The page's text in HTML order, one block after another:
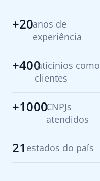
+20anos de
experiência
+400laticínios como
clientes
+1000CNPJs
atendidos
21 estados do país